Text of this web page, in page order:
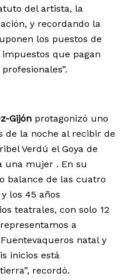
del artista, la
y recordando la
los puestos de
que pagan
Gijón protagonizó uno
de la noche al recibir de
Verdú el Goya de
una mujer . En su
balance de las cuatro
los 45 años
teatrales, con solo 12
a
natal y
inicios está
recordó.